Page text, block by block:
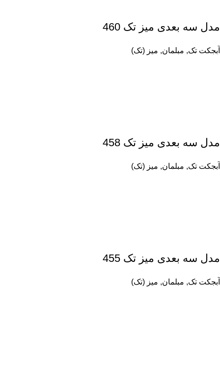
مدل سه بعدی میز تک 460
آبجکت تک, مبلمان, میز (تک)
مدل سه بعدی میز تک 458
آبجکت تک, مبلمان, میز (تک)
مدل سه بعدی میز تک 455
آبجکت تک, مبلمان, میز (تک)